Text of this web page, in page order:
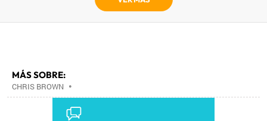
MÁS SOBRE:
CHRIS BROWN •